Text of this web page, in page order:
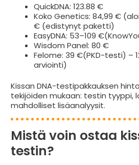
QuickDNA: 123.88 €
Koko Genetics: 84,99 €
€ (edistynyt paketti)
EasyDNA: 53–109
Wisdom Panel: 80 €
Felome: 39 €(PKD-testi) –
arviointi)
Kissan DNA-testipakkauksen
tekijöiden mukaan: testin tyyppi,
mahdolliset lisäanalyysit.
Mistä voin ostaa
testin?